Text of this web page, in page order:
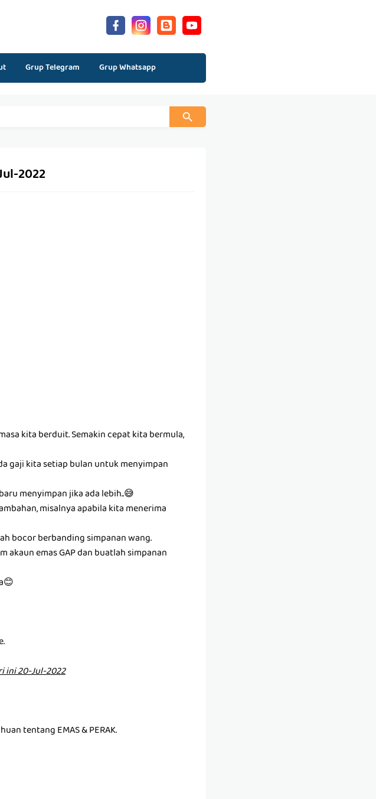
Grup Telegram Grup Whatsapp
2022
kita berduit. Semakin cepat kita bermula,
gaji kita setiap bulan untuk menyimpan
menyimpan jika ada lebih..😅
misalnya apabila kita menerima
bocor berbanding simpanan wang.
akaun emas GAP dan buatlah simpanan
ini 20-Jul-2022
tentang EMAS & PERAK.